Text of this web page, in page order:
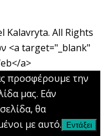
Kalavryta. All Rights
<a target="_blank"
a>
προσφέρουμε την
μας. Εάν
θα
με αυτό.
Εντάξει